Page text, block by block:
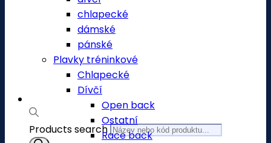
Products search
chlapecké
dámské
pánské
Plavky tréninkové
Chlapecké
Dívčí
Open back
Ostatní
Race back